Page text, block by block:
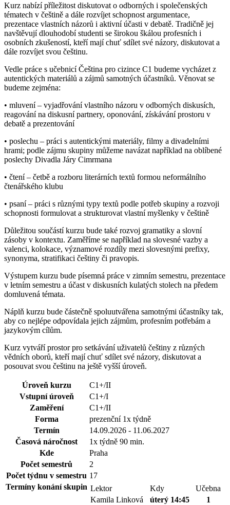
Kurz nabízí příležitost diskutovat o odborných i společenských
tématech v češtině a dále rozvíjet schopnost argumentace,
prezentace vlastních názorů i aktivní účasti v debatě. Tradičně jej
navštěvují dlouhodobí studenti se širokou škálou profesních i
osobních zkušeností, kteří mají chuť sdílet své názory, diskutovat a
dále rozvíjet svou češtinu.
Vedle práce s učebnicí Čeština pro cizince C1 budeme vycházet z
autentických materiálů a zájmů samotných účastníků. Věnovat se
budeme zejména:
• mluvení – vyjadřování vlastního názoru v odborných diskusích,
reagování na diskusní partnery, oponování, získávání prostoru v
debatě a prezentování
• poslechu – práci s autentickými materiály, filmy a divadelními
hrami; podle zájmu skupiny můžeme navázat například na oblíbené
poslechy Divadla Járy Cimrmana
• čtení – četbě a rozboru literárních textů formou neformálního
čtenářského klubu
• psaní – práci s různými typy textů podle potřeb skupiny a rozvoji
schopnosti formulovat a strukturovat vlastní myšlenky v češtině
Důležitou součástí kurzu bude také rozvoj gramatiky a slovní
zásoby v kontextu. Zaměříme se například na slovesné vazby a
valenci, kolokace, významové rozdíly mezi slovesnými prefixy,
synonyma, stratifikaci češtiny či pravopis.
Výstupem kurzu bude písemná práce v zimním semestru, prezentace
v letním semestru a účast v diskusních kulatých stolech na předem
domluvená témata.
Náplň kurzu bude částečně spoluutvářena samotnými účastníky tak,
aby co nejlépe odpovídala jejich zájmům, profesním potřebám a
jazykovým cílům.
Kurz vytváří prostor pro setkávání uživatelů češtiny z různých
vědních oborů, kteří mají chuť sdílet své názory, diskutovat a
posouvat svou češtinu na ještě vyšší úroveň.
Úroveň kurzu
C1+/II
Vstupní úroveň
C1+/I
Zaměření
C1+/II
Forma
prezenční 1x týdně
Termín
14.09.2026 - 11.06.2027
Časová náročnost
1x týdně 90 min.
Kde
Praha
Počet semestrů
2
Počet týdnu v semestru 17
Termíny konání skupin Lektor Kdy
Učebna
Kamila Linková
úterý 14:45 1